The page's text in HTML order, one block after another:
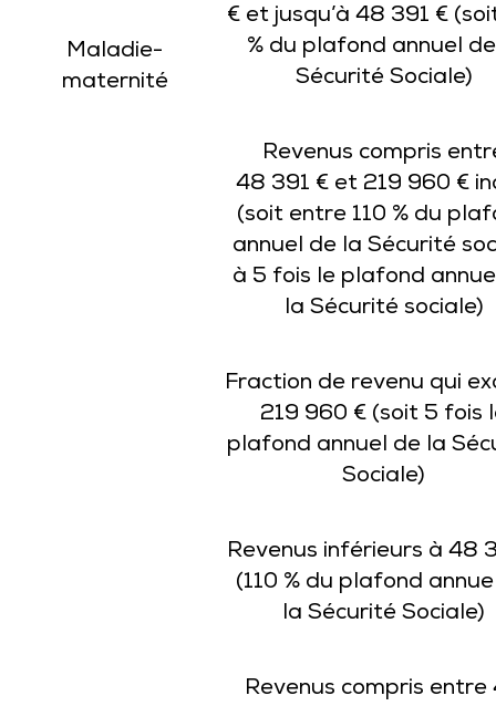
Maladie-
maternité
€ et jusqu’à 48 391 €
% du plafond annuel
Sécurité Sociale)
Revenus compris
48 391 € et 219 960 €
(soit entre 110 % du
annuel de la Sécurité
à 5 fois le plafond
la Sécurité sociale)
Fraction de revenu qui
219 960 € (soit 5 fois
plafond annuel de la
Sociale)
Revenus inférieurs à 48
(110 % du plafond
la Sécurité Sociale)
Revenus compris entre